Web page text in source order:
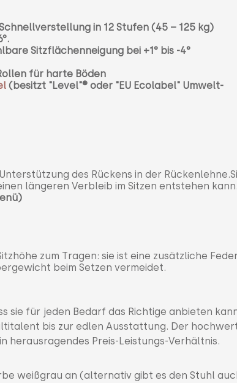
in 12 Stufen (45 – 125 kg)
Sitzflächenneigung bei +1° bis -4°
für harte Böden
(besitzt "Level"® oder "EU Ecolabel" Umwelt-
des Rückens in der
längeren Verbleib im Sitzen entstehen kann.
zum Tragen: sie ist eine zusätzliche
beim Setzen vermeidet.
sie für jeden Bedarf das Richtige anbieten
bis zur edlen Ausstattung. Der
herausragendes Preis-Leistungs-Verhältnis.
weißgrau an (alternativ gibt es den Stuhl